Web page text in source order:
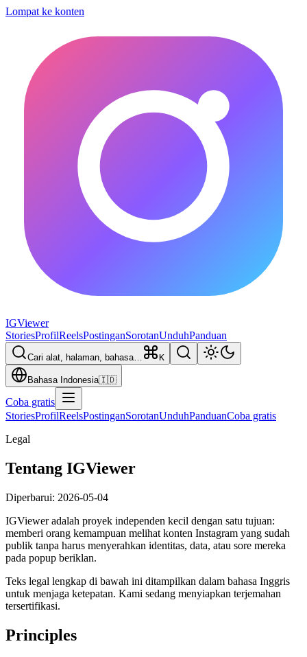
Lompat ke konten
IGViewer
StoriesProfilReelsPostinganSorotanUnduhPanduan
Cari alat, halaman, bahasa… K
Bahasa Indonesia🇮🇩
Coba gratis
StoriesProfilReelsPostinganSorotanUnduhPanduanCoba gratis
Legal
Tentang IGViewer
Diperbarui: 2026-05-04
IGViewer adalah proyek independen kecil dengan satu tujuan:
memberi orang kemampuan melihat konten Instagram yang sudah
publik tanpa harus menyerahkan identitas, data, atau sore mereka
pada popup beriklan.
Teks legal lengkap di bawah ini ditampilkan dalam bahasa Inggris
untuk menjaga ketepatan. Kami sedang menyiapkan terjemahan
tersertifikasi.
Principles